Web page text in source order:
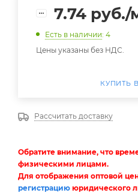
7.74 руб./
Есть в наличии: 4
Цены указаны без НДС.
КУПИТЬ
Рассчитать доставку
Обратите внимание, что
физическими лицами.
Для отображения оптовой
регистрацию юридического